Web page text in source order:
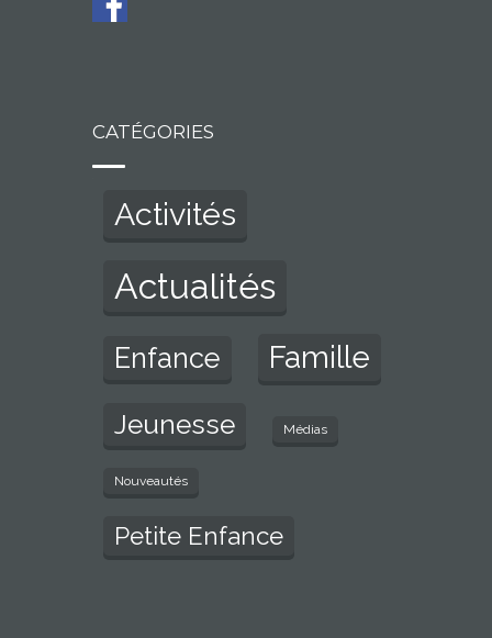
CATÉGORIES
Activités
Actualités
Enfance Famille
Jeunesse Médias
Nouveautés
Petite Enfance